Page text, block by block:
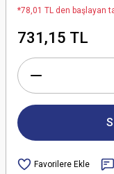
*78,01 TL den başlayan
731,15 TL